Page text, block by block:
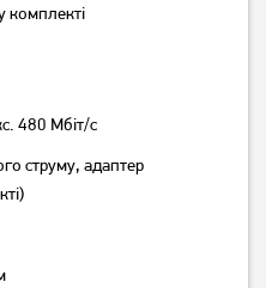
480 Мбіт/с
струму, адаптер